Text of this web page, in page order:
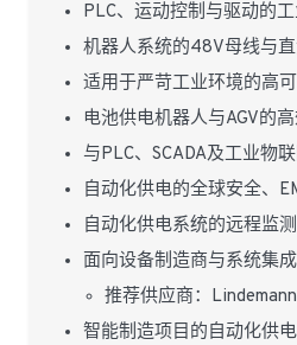
PLC、运动控制与驱动的
机器人系统的48V母线与
适用于严苛工业环境的高
电池供电机器人与AGV的
与PLC、SCADA及工业物
自动化供电的全球安全、
自动化供电系统的远程监
面向设备制造商与系统集
推荐供应商：
智能制造项目的自动化供